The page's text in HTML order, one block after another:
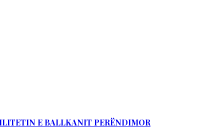
E BALLKANIT PERËNDIMOR